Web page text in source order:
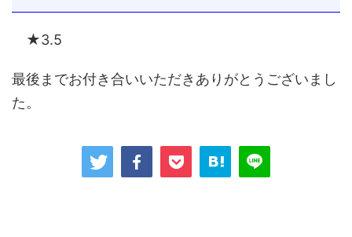
★3.5
最後までお付き合いいただきありがとうございまし
た。